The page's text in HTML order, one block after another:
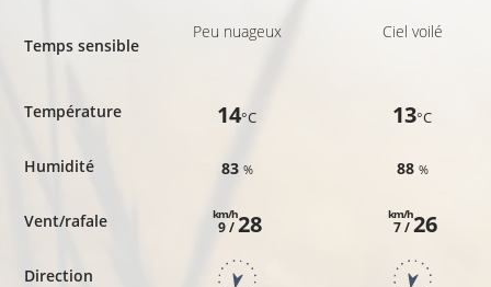
Temps sensible
Température
Humidité
Vent/rafale
Direction
Peu nuageux
14°C
83 %
9 /
km/h28
Ciel voilé
13°C
88 %
7 /
km/h26